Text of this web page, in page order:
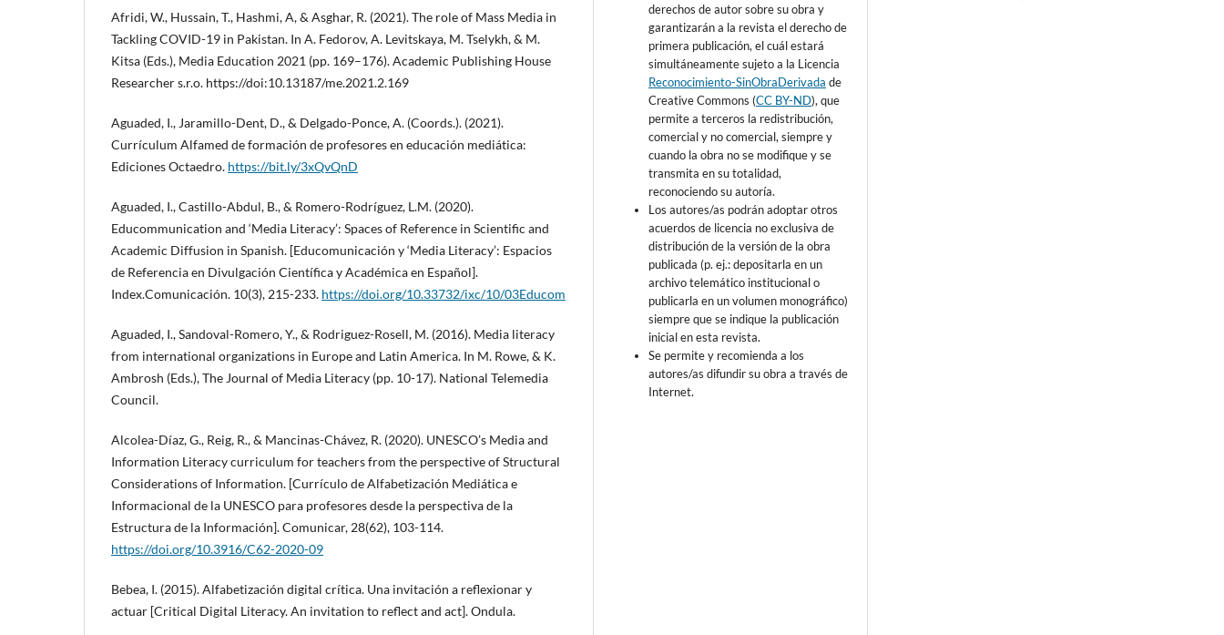
Afridi, W., Hussain, T., Hashmi, A, & Asghar, R. (2021). The role of Mass Media in
Tackling COVID-19 in Pakistan. In A. Fedorov, A. Levitskaya, M. Tselykh, & M.
Kitsa (Eds.), Media Education 2021 (pp. 169–176). Academic Publishing House
Researcher s.r.o. https://doi:10.13187/me.2021.2.169
Aguaded, I., Jaramillo-Dent, D., & Delgado-Ponce, A. (Coords.). (2021).
Currículum Alfamed de formación de profesores en educación mediática:
Ediciones Octaedro. https://bit.ly/3xQvQnD
Aguaded, I., Castillo-Abdul, B., & Romero-Rodríguez, L.M. (2020).
Educommunication and ‘Media Literacy’: Spaces of Reference in Scientific and
Academic Diffusion in Spanish. [Educomunicación y ‘Media Literacy’: Espacios
de Referencia en Divulgación Científica y Académica en Español].
Index.Comunicación. 10(3), 215-233. https://doi.org/10.33732/ixc/10/03Educom
Aguaded, I., Sandoval-Romero, Y., & Rodriguez-Rosell, M. (2016). Media literacy
from international organizations in Europe and Latin America. In M. Rowe, & K.
Ambrosh (Eds.), The Journal of Media Literacy (pp. 10-17). National Telemedia
Council.
Alcolea-Díaz, G., Reig, R., & Mancinas-Chávez, R. (2020). UNESCO’s Media and
Information Literacy curriculum for teachers from the perspective of Structural
Considerations of Information. [Currículo de Alfabetización Mediática e
Informacional de la UNESCO para profesores desde la perspectiva de la
Estructura de la Información]. Comunicar, 28(62), 103-114.
https://doi.org/10.3916/C62-2020-09
Bebea, I. (2015). Alfabetización digital crítica. Una invitación a reflexionar y
actuar [Critical Digital Literacy. An invitation to reflect and act]. Ondula.
derechos de autor sobre su obra y
garantizarán a la revista el derecho de
primera publicación, el cuál estará
simultáneamente sujeto a la Licencia
Reconocimiento-SinObraDerivada de
Creative Commons (CC BY-ND), que
permite a terceros la redistribución,
comercial y no comercial, siempre y
cuando la obra no se modifique y se
transmita en su totalidad,
reconociendo su autoría.
Los autores/as podrán adoptar otros
acuerdos de licencia no exclusiva de
distribución de la versión de la obra
publicada (p. ej.: depositarla en un
archivo telemático institucional o
publicarla en un volumen monográfico)
siempre que se indique la publicación
inicial en esta revista.
Se permite y recomienda a los
autores/as difundir su obra a través de
Internet.